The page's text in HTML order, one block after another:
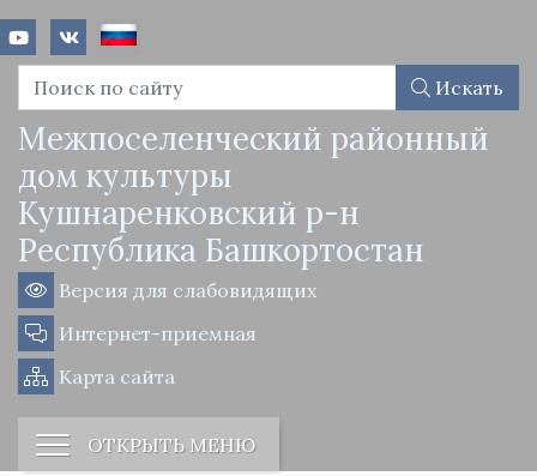
Искать
Межпоселенческий районный
дом культуры
Кушнаренковский р-н
Республика Башкортостан
Версия для слабовидящих
Интернет-приемная
Карта сайта
ОТКРЫТЬ МЕНЮ